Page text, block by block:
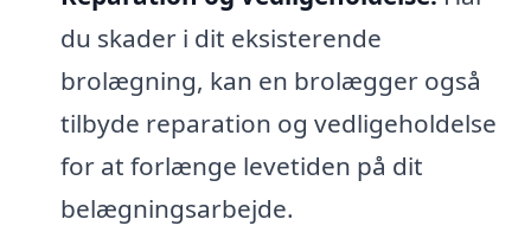
du skader i dit eksisterende
brolægning, kan en brolægger også
tilbyde reparation og vedligeholdelse
for at forlænge levetiden på dit
belægningsarbejde.